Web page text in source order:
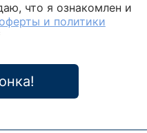
что я ознакомлен и
оферты и политики